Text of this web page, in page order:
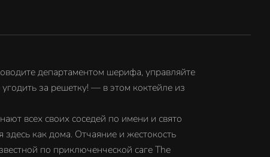
департаментом шерифа, управляйте
за решетку! — в этом коктейле из
всех своих соседей по имени и свято
как дома. Отчаяние и жестокость
по приключенческой саге The